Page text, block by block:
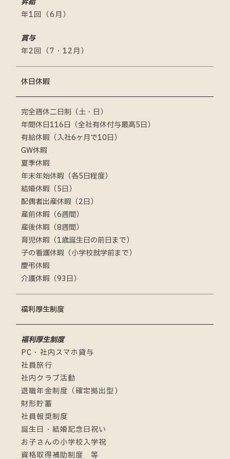
年1回（6月）
賞与
年2回（7・12月）
休日休暇
完全週休二日制（土・日）
年間休日116日（全社有休付与最高5日）
有給休暇（入社6ヶ月で10日）
GW休暇
夏季休暇
年末年始休暇（各5日程度）
結婚休暇（5日）
配偶者出産休暇（2日）
産前休暇（6週間）
産後休暇（8週間）
育児休暇（1歳誕生日の前日まで）
子の看護休暇（小学校就学前まで）
慶弔休暇
介護休暇（93日）
福利厚生制度
福利厚生制度
PC・社内スマホ貸与
社員旅行
社内クラブ活動
退職年金制度（確定拠出型）
財形貯蓄
社員報奨制度
誕生日・結婚記念日祝い
お子さんの小学校入学祝
資格取得補助制度 等